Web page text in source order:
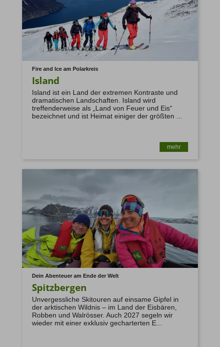
Fire and Ice am Polarkreis
Island
Island ist ein Land der extremen Kontraste und
dramatischen Landschaften. Island wird
treffenderweise als „Land von Feuer und Eis“
bezeichnet und ist Heimat einiger der größten ...
mehr
Dein Abenteuer am Ende der Welt
Spitzbergen
Unvergessliche Skitouren auf einsame Gipfel in
der arktischen Wildnis – im Land der Eisbären,
Robben und Walrösser. Auch 2027 segeln wir
wieder mit einer exklusiv gecharterten E...